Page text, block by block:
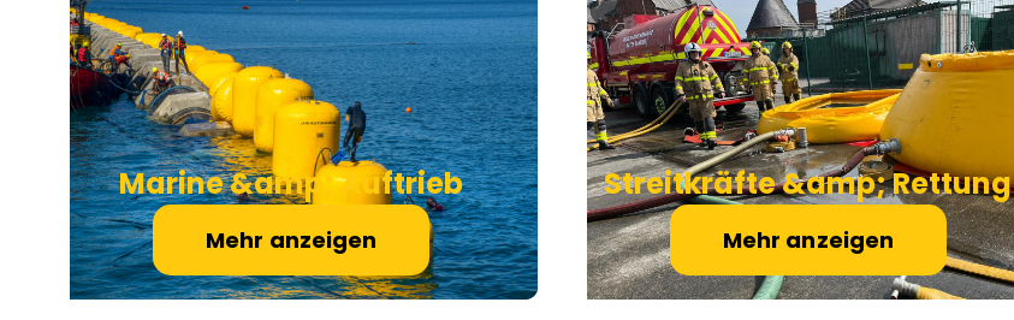
Marine &amp; Auftrieb
Mehr anzeigen
Streitkräfte &amp; Rettung
Mehr anzeigen